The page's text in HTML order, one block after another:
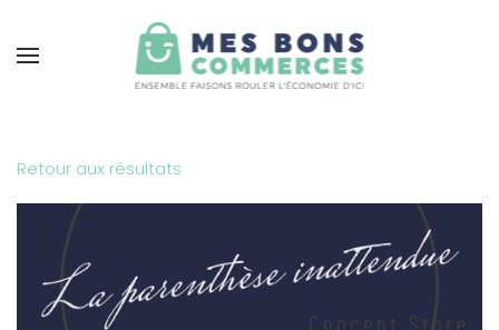
Skip to main content
Retour aux résultats